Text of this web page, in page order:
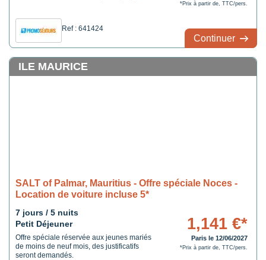
Ref : 641424
*Prix à partir de, TTC/pers.
Continuer
ILE MAURICE
SALT of Palmar, Mauritius - Offre spéciale Noces -
Location de voiture incluse 5*
7 jours / 5 nuits
Petit Déjeuner
Offre spéciale réservée aux jeunes mariés
de moins de neuf mois, des justificatifs
seront demandés.
1,141 €*
Paris le 12/06/2027
*Prix à partir de, TTC/pers.